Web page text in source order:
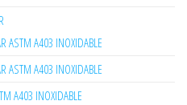
ASTM A403 INOXIDABLE
ASTM A403 INOXIDABLE
A403 INOXIDABLE